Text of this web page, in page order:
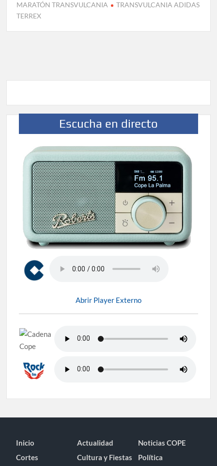
MARATÓN TRANSVULCANIA
TRANSVULCANIA ADIDAS
TERREX
Escucha en directo
Abrir Player Externo
Inicio Actualidad
Noticias COPE
Cortes
Cultura y Fiestas Política